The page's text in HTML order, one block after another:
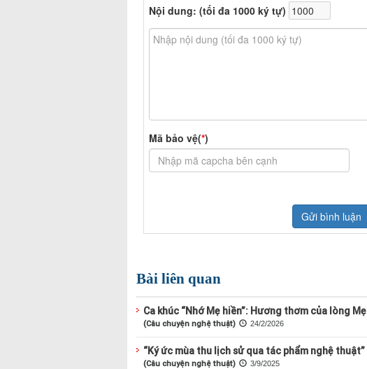
Bài liên quan
Ca khúc “Nhớ Mẹ hiền”: Hương thơm của lòng Mẹ
(Câu chuyện nghệ thuật) 24/2/2026
“Ký ức mùa thu lịch sử qua tác phẩm nghệ thuật”
(Câu chuyện nghệ thuật) 3/9/2025